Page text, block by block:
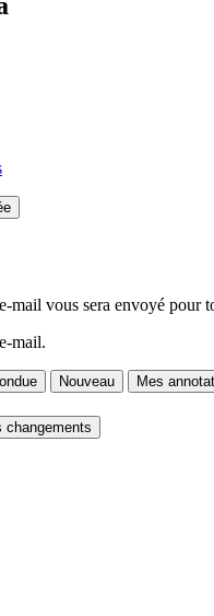
vous sera envoyé pour
mail.
Nouveau
Mes
changements